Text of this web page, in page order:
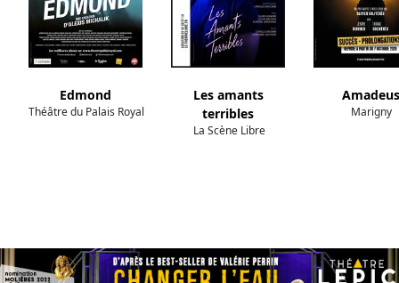
Edmond
Théâtre du Palais Royal
Les amants
terribles
La Scène Libre
Amadeus
Marigny